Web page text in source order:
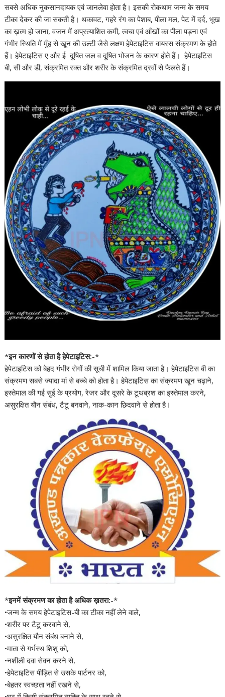
सबसे अधिक नुकसानदायक एवं जानलेवा होता है। इसकी रोकथाम जन्म के समय
टीका देकर की जा सकती है। थकावट, गहरे रंग का पेशाब, पीला मल, पेट में दर्द, भूख
का ख़त्म हो जाना, वजन में अप्रत्याशित कमी, त्वचा एवं आँखों का पीला पड़ना एवं
गंभीर स्थिति में मुँह से ख़ून की उल्टी जैसे लक्षण हेपेटाइटिस वायरस संक्रमण के होते
हैं। हेपेटाइटिस ए और ई दूषित जल व दूषित भोजन के कारण होते हैं। हेपेटाइटिस
बी, सी और डी, संक्रमित रक्त और शरीर के संक्रमित द्रवों से फैलते हैं।
*इन कारणों से होता है हेपेटाइटिस:-*
हेपेटाइटिस को बेहद गंभीर रोगों की सूची में शामिल किया जाता है। हेपेटाइटिस बी का
संक्रमण सबसे ज्यादा मां से बच्चे को होता है। हेपेटाइटिस का संक्रमण खून चढ़ाने,
इस्तेमाल की गई सुई के प्रयोग, रेजर और दूसरे के टूथब्रश का इस्तेमाल करने,
असुरक्षित यौन संबंध, टैटू बनवाने, नाक-कान छिदवाने से होता है।
*इनमें संक्रमण का होता है अधिक ख़तरा:-*
•जन्म के समय हेपेटाइटिस-बी का टीका नहीं लेने वाले,
•शरीर पर टैटू करवाने से,
•असुरक्षित यौन संबंध बनाने से,
•माता से गर्भस्थ शिशु को,
•नशीली दवा सेवन करने से,
•हेपेटाइटिस पीड़ित से उसके पार्टनर को,
•बेहतर स्वच्छता नहीं रखने से,